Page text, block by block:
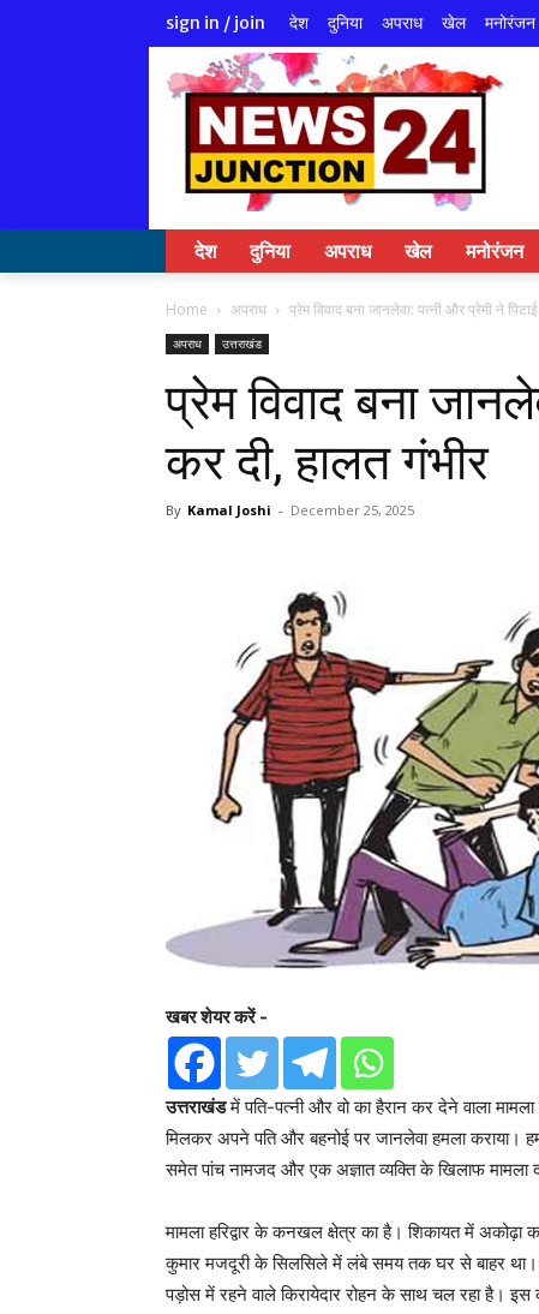
sign in / join देश दुनिया अपराध खेल मनोरंजन
देश दुनिया अपराध खेल मनोरंजन
Home अपराध प्रेम विवाद बना जानलेवा: पत्नी और प्रेमी ने
अपराध उत्तराखंड
प्रेम विवाद बना
कर दी, हालत गंभीर
By Kamal Joshi - December 25, 2025
खबर शेयर करें -
उत्तराखंडमें पति-पत्नी और वो का हैरान कर देने वाला
मिलकर अपने पति और बहनोई पर जानलेवा हमला कराया।
समेत पांच नामजद और एक अज्ञात व्यक्ति के खिलाफ
मामला हरिद्वार के कनखल क्षेत्र का है। शिकायत में
कुमार मजदूरी के सिलसिले में लंबे समय तक घर से बाहर था।
पड़ोस में रहने वाले किरायेदार रोहन के साथ चल रहा है।